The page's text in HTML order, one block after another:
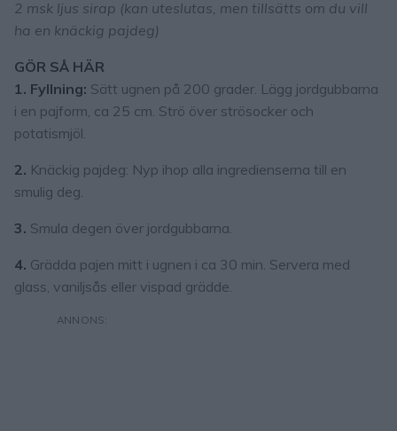
2 msk ljus sirap (kan uteslutas, men tillsätts om du vill
ha en knäckig pajdeg)
GÖR SÅ HÄR
1. Fyllning: Sätt ugnen på 200 grader. Lägg jordgubbarna
i en pajform, ca 25 cm. Strö över strösocker och
potatismjöl.
2. Knäckig pajdeg: Nyp ihop alla ingredienserna till en
smulig deg.
3. Smula degen över jordgubbarna.
4. Grädda pajen mitt i ugnen i ca 30 min. Servera med
glass, vaniljsås eller vispad grädde.